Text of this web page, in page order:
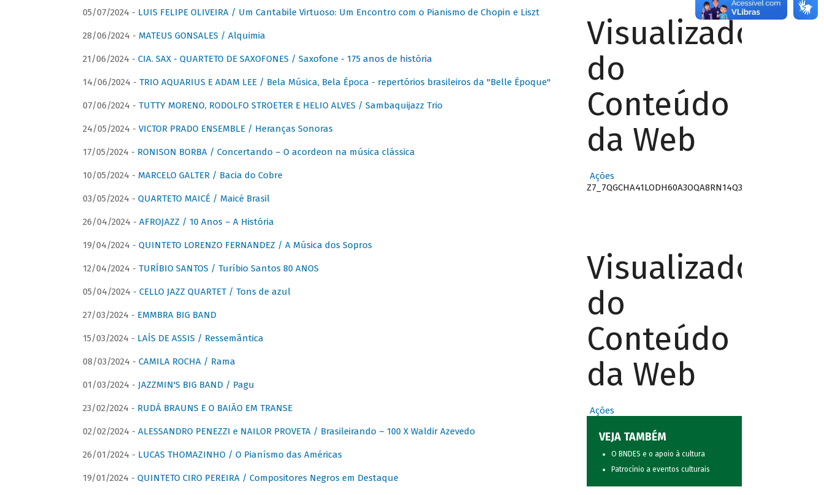
05/07/2024 - LUIS FELIPE OLIVEIRA / Um Cantabile Virtuoso: Um Encontro com o Pianismo de Chopin e Liszt
28/06/2024 - MATEUS GONSALES / Alquimia
21/06/2024 - CIA. SAX - QUARTETO DE SAXOFONES / Saxofone - 175 anos de história
14/06/2024 - TRIO AQUARIUS E ADAM LEE / Bela Música, Bela Época - repertórios brasileiros da "Belle Époque"
07/06/2024 - TUTTY MORENO, RODOLFO STROETER E HELIO ALVES / Sambaquijazz Trio
24/05/2024 - VICTOR PRADO ENSEMBLE / Heranças Sonoras
17/05/2024 - RONISON BORBA / Concertando – O acordeon na música clássica
10/05/2024 - MARCELO GALTER / Bacia do Cobre
03/05/2024 - QUARTETO MAICÉ / Maicé Brasil
26/04/2024 - AFROJAZZ / 10 Anos – A História
19/04/2024 - QUINTETO LORENZO FERNANDEZ / A Música dos Sopros
12/04/2024 - TURÍBIO SANTOS / Turíbio Santos 80 ANOS
05/04/2024 - CELLO JAZZ QUARTET / Tons de azul
27/03/2024 - EMMBRA BIG BAND
15/03/2024 - LAÍS DE ASSIS / Ressemântica
08/03/2024 - CAMILA ROCHA / Rama
01/03/2024 - JAZZMIN'S BIG BAND / Pagu
23/02/2024 - RUDÁ BRAUNS E O BAIÃO EM TRANSE
02/02/2024 - ALESSANDRO PENEZZI e NAILOR PROVETA / Brasileirando – 100 X Waldir Azevedo
26/01/2024 - LUCAS THOMAZINHO / O Pianísmo das Américas
19/01/2024 - QUINTETO CIRO PEREIRA / Compositores Negros em Destaque
Visualizador
do
Conteúdo
da Web
Ações
Z7_7QGCHA41LODH60A3OQA8RN14Q3
Visualizador
do
Conteúdo
da Web
Ações
VEJA TAMBÉM
O BNDES e o apoio à cultura
Patrocínio a eventos culturais